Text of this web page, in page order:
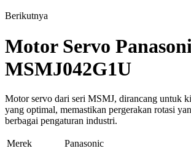
Berikutnya
Motor Servo
MSMJ042G1U
Motor servo dari seri MSMJ, dirancang untuk
yang optimal, memastikan pergerakan rotasi
berbagai pengaturan industri.
Merek
Panasonic